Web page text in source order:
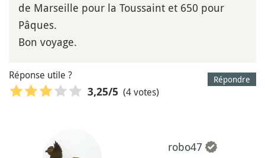
de Marseille pour la Toussaint et 650 pour
Pâques.
Bon voyage.
Répondre
Réponse utile ?
3,25/5 (4 votes)
robo47